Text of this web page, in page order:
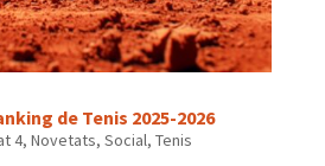
de Tenis 2025-2026
4, Novetats, Social, Tenis